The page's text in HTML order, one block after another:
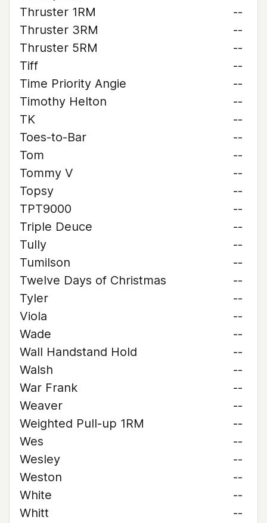
Thruster 1RM
--
Thruster 3RM
--
Thruster 5RM
--
Tiff
--
Time Priority Angie
--
Timothy Helton
--
TK
--
Toes-to-Bar
--
Tom
--
Tommy V
--
Topsy
--
TPT9000
--
Triple Deuce
--
Tully
--
Tumilson
--
Twelve Days of Christmas
--
Tyler
--
Viola
--
Wade
--
Wall Handstand Hold
--
Walsh
--
War Frank
--
Weaver
--
Weighted Pull-up 1RM
--
Wes
--
Wesley
--
Weston
--
White
--
Whitt
--